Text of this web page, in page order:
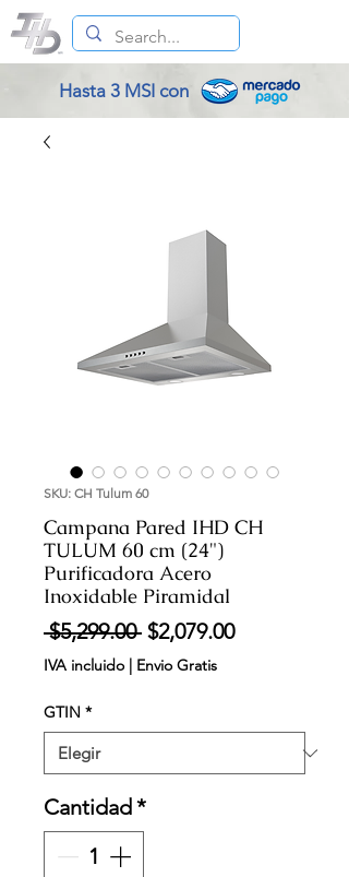
Hasta 3 MSI con
SKU: CH Tulum 60
Campana Pared IHD CH
TULUM 60 cm (24")
Purificadora Acero
Inoxidable Piramidal
$5,299.00 Precio
$2,079.00Precio
IVA incluido Envio Gratis
GTIN *
Cantidad*